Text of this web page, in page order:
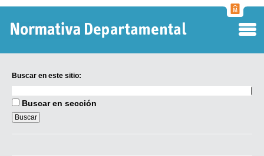
Buscar en este sitio:
en
sitio:
Buscar en sección